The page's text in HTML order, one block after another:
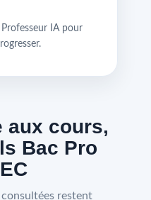
IA pour
aux cours,
Bac Pro
consultées restent